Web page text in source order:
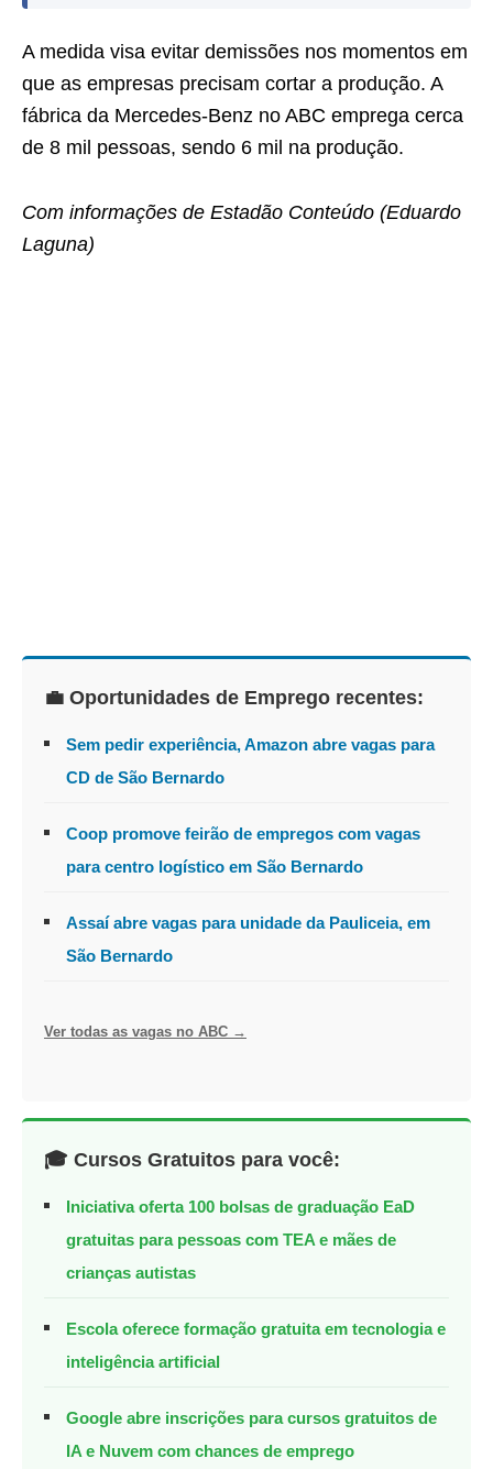
A medida visa evitar demissões nos momentos em
que as empresas precisam cortar a produção. A
fábrica da Mercedes-Benz no ABC emprega cerca
de 8 mil pessoas, sendo 6 mil na produção.
Com informações de Estadão Conteúdo (Eduardo
Laguna)
💼 Oportunidades de Emprego recentes:
Sem pedir experiência, Amazon abre vagas para
CD de São Bernardo
Coop promove feirão de empregos com vagas
para centro logístico em São Bernardo
Assaí abre vagas para unidade da Pauliceia, em
São Bernardo
Ver todas as vagas no ABC →
🎓 Cursos Gratuitos para você:
Iniciativa oferta 100 bolsas de graduação EaD
gratuitas para pessoas com TEA e mães de
crianças autistas
Escola oferece formação gratuita em tecnologia e
inteligência artificial
Google abre inscrições para cursos gratuitos de
IA e Nuvem com chances de emprego